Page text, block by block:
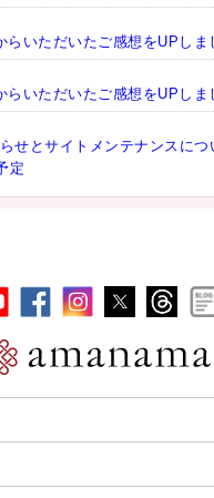
らいただいたご感想をUPしま
らいただいたご感想をUPしま
せとサイトメンテナンスに
定